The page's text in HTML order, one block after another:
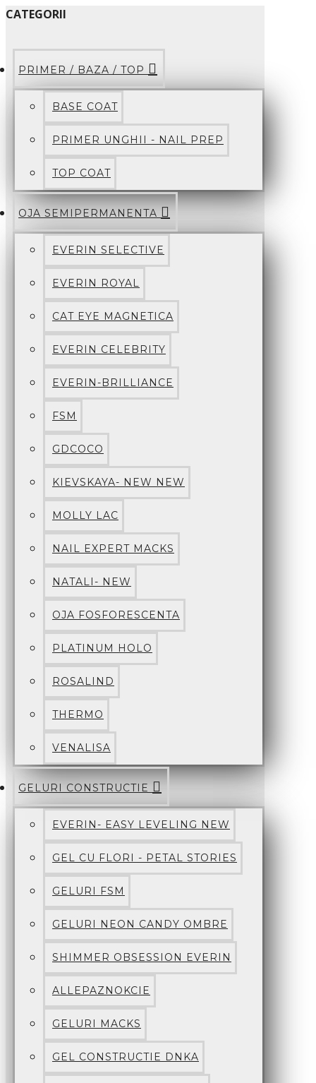
CATEGORII
PRIMER / BAZA / TOP
BASE COAT
PRIMER UNGHII - NAIL PREP
TOP COAT
OJA SEMIPERMANENTA
EVERIN SELECTIVE
EVERIN ROYAL
CAT EYE MAGNETICA
EVERIN CELEBRITY
EVERIN-BRILLIANCE
FSM
GDCOCO
KIEVSKAYA- NEW NEW
MOLLY LAC
NAIL EXPERT MACKS
NATALI- NEW
OJA FOSFORESCENTA
PLATINUM HOLO
ROSALIND
THERMO
VENALISA
GELURI CONSTRUCTIE
EVERIN- EASY LEVELING NEW
GEL CU FLORI - PETAL STORIES
GELURI FSM
GELURI NEON CANDY OMBRE
SHIMMER OBSESSION EVERIN
ALLEPAZNOKCIE
GELURI MACKS
GEL CONSTRUCTIE DNKA